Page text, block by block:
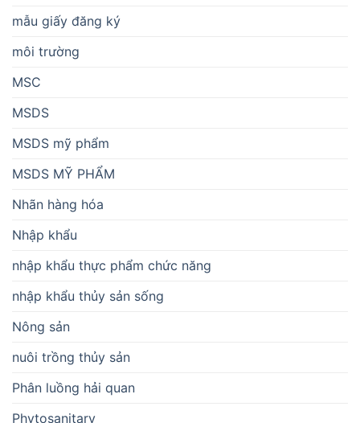
mẫu giấy đăng ký
môi trường
MSC
MSDS
MSDS mỹ phẩm
MSDS MỸ PHẨM
Nhãn hàng hóa
Nhập khẩu
nhập khẩu thực phẩm chức năng
nhập khẩu thủy sản sống
Nông sản
nuôi trồng thủy sản
Phân luồng hải quan
Phytosanitary